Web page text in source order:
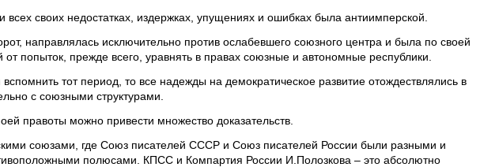
всех своих недостатках, издержках, упущениях и ошибках была антиимперской.
направлялась исключительно против ослабевшего союзного центра и была по своей
от попыток, прежде всего, уравнять в правах союзные и автономные республики.
вспомнить тот период, то все надежды на демократическое развитие отождествлялись в
с союзными структурами.
правоты можно привести множество доказательств.
союзами, где Союз писателей СССР и Союз писателей России были разными и
полюсами. КПСС и Компартия России И.Полозкова – это абсолютно